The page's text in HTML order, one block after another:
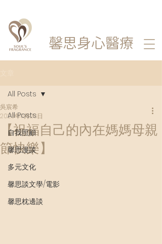
馨思身心醫療
All Posts
自我照顧
馨思漫談
多元文化
馨思談文學/電影
馨思枕邊談
All Posts
【祝福自己的內在媽媽母親
節快樂】
吳宸希
2023年11月28日